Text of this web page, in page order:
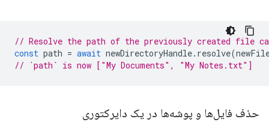
// Resolve the path of the previously created file
const path = await newDirectoryHandle. resolve(
// `path` is now ["My Documents", "My Notes.txt"]
حذف فایل‌ها و پوشه‌ها در یک دایرکتوری